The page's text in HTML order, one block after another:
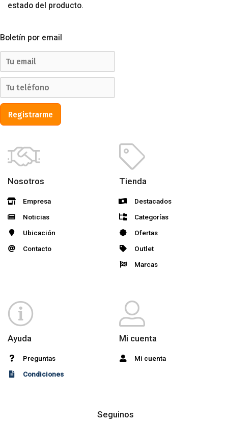
estado del producto.
Boletín por email
Registrarme
Nosotros
Empresa
Noticias
Ubicación
Contacto
Tienda
Destacados
Categorías
Ofertas
Outlet
Marcas
Ayuda
Preguntas
Condiciones
Mi cuenta
Mi cuenta
Seguinos